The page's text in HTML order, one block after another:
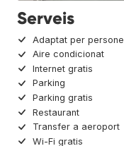
Serveis
Adaptat per
Aire condicionat
Internet gratis
Parking
Parking gratis
Restaurant
Transfer a aeroport
Wi-Fi gratis